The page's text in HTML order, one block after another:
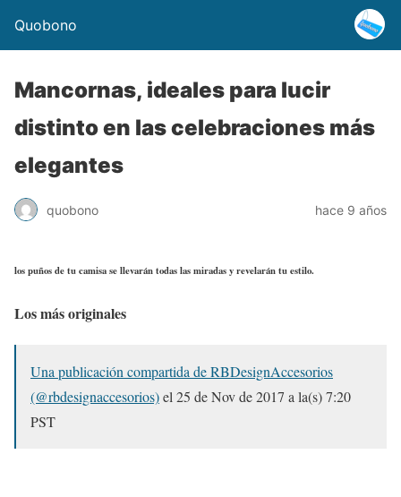
Quobono
Mancornas, ideales para lucir
distinto en las celebraciones más
elegantes
quobono hace 9 años
los puños de tu camisa se llevarán todas las miradas y revelarán tu estilo.
Los más originales
Una publicación compartida de RBDesignAccesorios
(@rbdesignaccesorios)el25 de Nov de 2017 a la(s) 7:20
PST